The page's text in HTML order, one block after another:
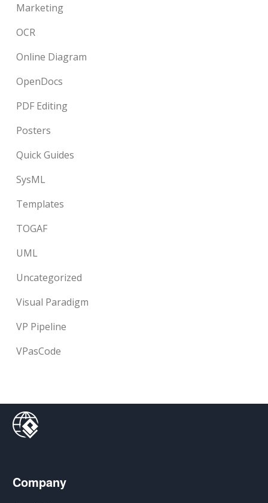
Marketing
OCR
Online Diagram
OpenDocs
PDF Editing
Posters
Quick Guides
SysML
Templates
TOGAF
UML
Uncategorized
Visual Paradigm
VP Pipeline
VPasCode
Company